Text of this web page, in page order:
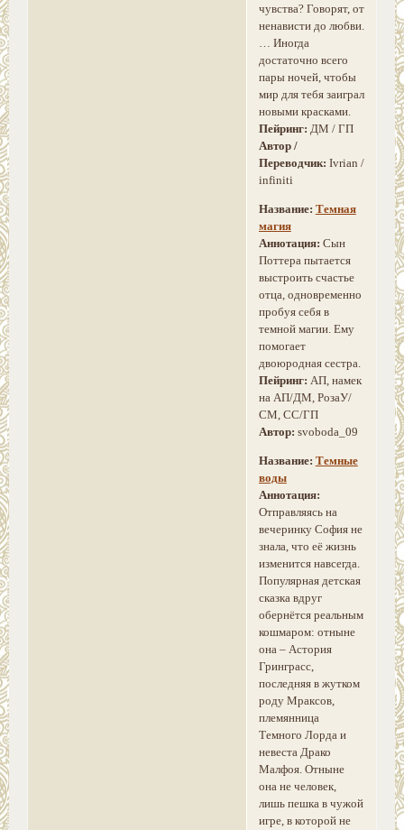
чувства? Говорят, от
ненависти до любви.
… Иногда
достаточно всего
пары ночей, чтобы
мир для тебя заиграл
новыми красками.
Пейринг: ДМ / ГП
Автор /
Переводчик: Ivrian /
infiniti
Название: Темная
магия
Аннотация: Сын
Поттера пытается
выстроить счастье
отца, одновременно
пробуя себя в
темной магии. Ему
помогает
двоюродная сестра.
Пейринг: АП, намек
на АП/ДМ, РозаУ/
СМ, СС/ГП
Автор: svoboda_09
Название: Темные
воды
Аннотация:
Отправляясь на
вечеринку София не
знала, что её жизнь
изменится навсегда.
Популярная детская
сказка вдруг
обернётся реальным
кошмаром: отныне
она – Астория
Гринграсс,
последняя в жутком
роду Мраксов,
племянница
Темного Лорда и
невеста Драко
Малфоя. Отныне
она не человек,
лишь пешка в чужой
игре, в которой не